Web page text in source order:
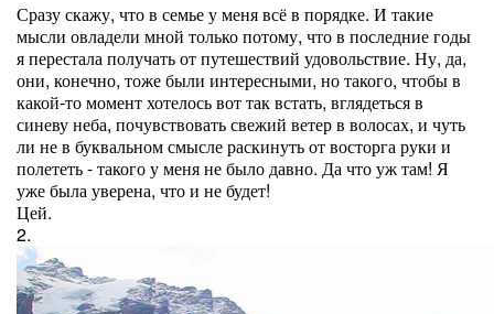
Сразу скажу, что в семье у меня всё в порядке. И такие
мысли овладели мной только потому, что в последние годы
я перестала получать от путешествий удовольствие. Ну, да,
они, конечно, тоже были интересными, но такого, чтобы в
какой-то момент хотелось вот так встать, вглядеться в
синеву неба, почувствовать свежий ветер в волосах, и чуть
ли не в буквальном смысле раскинуть от восторга руки и
полететь - такого у меня не было давно. Да что уж там! Я
уже была уверена, что и не будет!
Цей.
2.